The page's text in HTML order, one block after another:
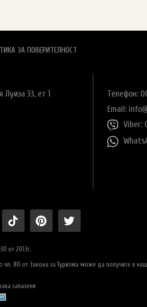
ЗА ПОВЕРИТЕЛНОСТ
Луиза 33, ет 1
Телефон:
Email:
Viber:
от 2013г.
80 от Закона за Туризма може да получите в
запазени